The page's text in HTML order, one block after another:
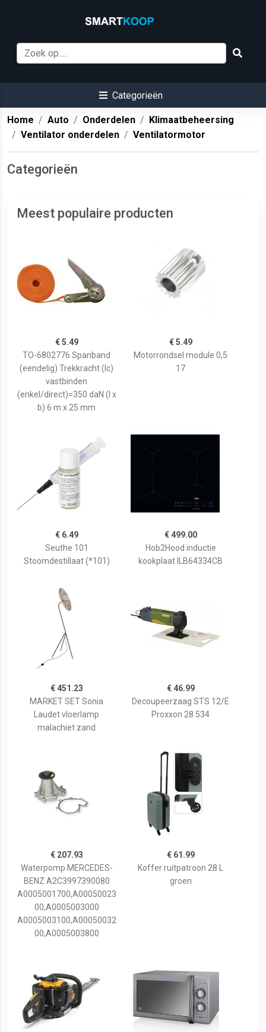
Categorieën
Home Auto Onderdelen
Klimaatbeheersing
Ventilator onderdelen
Ventilatormotor
Categorieën
Meest populaire producten
€ 5.49
TO-6802776 Spanband
(eendelig) Trekkracht (lc)
vastbinden
(enkel/direct)=350 daN (l x
b) 6 m x 25 mm
€ 5.49
Motorrondsel module 0,5
17
€ 6.49
Seuthe 101
Stoomdestillaat (*101)
€ 499.00
Hob2Hood inductie
kookplaat ILB64334CB
€ 451.23
MARKET SET Sonia
Laudet vloerlamp
malachiet zand
€ 46.99
Decoupeerzaag STS 12/E
Proxxon 28 534
€ 207.93
Waterpomp MERCEDES-
BENZ A2C3997390080
A0005001700,A00050023
00,A0005003000
A0005003100,A00050032
00,A0005003800
€ 61.99
Koffer ruitpatroon 28 L
groen